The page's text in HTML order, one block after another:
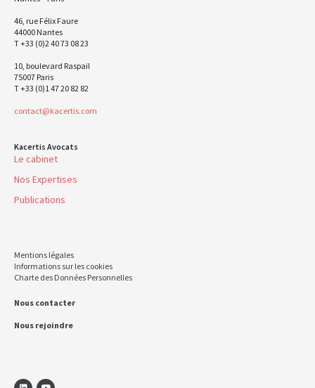
46, rue Félix Faure
44000 Nantes
T +33 (0)2 40 73 08 23
10, boulevard Raspail
75007 Paris
T +33 (0)1 47 20 82 82
contact@kacertis.com
Kacertis Avocats
Le cabinet
Nos Expertises
Publications
Mentions légales
Informations sur les cookies
Charte des Données Personnelles
Nous contacter
Nous rejoindre